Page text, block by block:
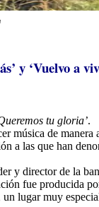
y ‘Vuelvo a
tu gloria’.
música de
a las que han
y director de la
fue producida
lugar muy